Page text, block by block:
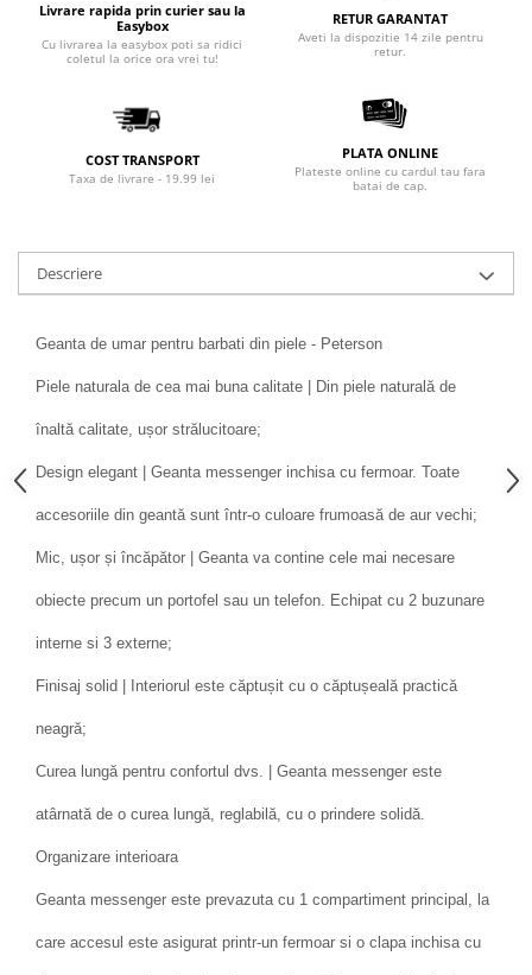
Livrare rapida prin curier sau la
Easybox
Cu livrarea la easybox poti sa ridici
coletul la orice ora vrei tu!
RETUR GARANTAT
Aveti la dispozitie 14 zile pentru
retur.
COST TRANSPORT
Taxa de livrare - 19.99 lei
PLATA ONLINE
Plateste online cu cardul tau fara
batai de cap.
Descriere
Geanta de umar pentru barbati din piele - Peterson
Piele naturala de cea mai buna calitate | Din piele naturală de
înaltă calitate, ușor strălucitoare;
Design elegant | Geanta messenger inchisa cu fermoar. Toate
accesoriile din geantă sunt într-o culoare frumoasă de aur vechi;
Mic, ușor și încăpător | Geanta va contine cele mai necesare
obiecte precum un portofel sau un telefon. Echipat cu 2 buzunare
interne si 3 externe;
Finisaj solid | Interiorul este căptușit cu o căptușeală practică
neagră;
Curea lungă pentru confortul dvs. | Geanta messenger este
atârnată de o curea lungă, reglabilă, cu o prindere solidă.
Organizare interioara
Geanta messenger este prevazuta cu 1 compartiment principal, la
care accesul este asigurat printr-un fermoar si o clapa inchisa cu